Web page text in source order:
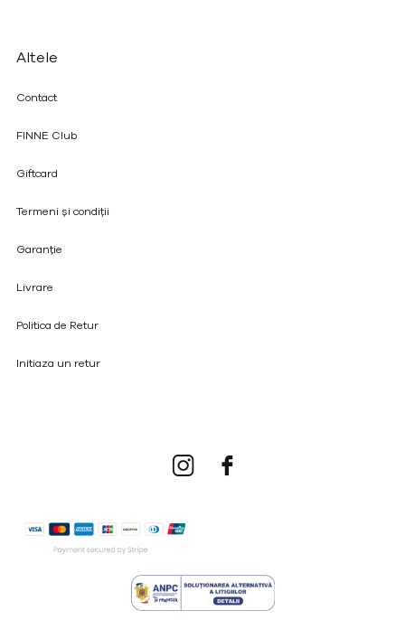
Altele
Contact
FINNE Club
Giftcard
Termeni și condiții
Garanție
Livrare
Politica de Retur
Initiaza un retur